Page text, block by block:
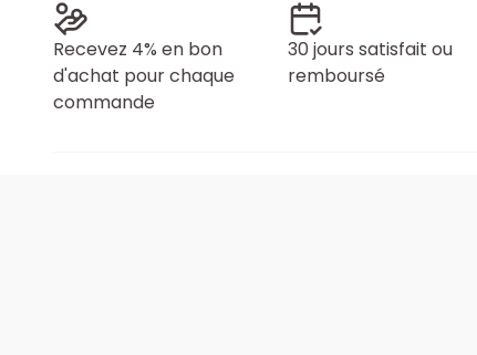
Recevez 4% en bon
d'achat pour chaque
commande
30 jours satisfait ou
remboursé